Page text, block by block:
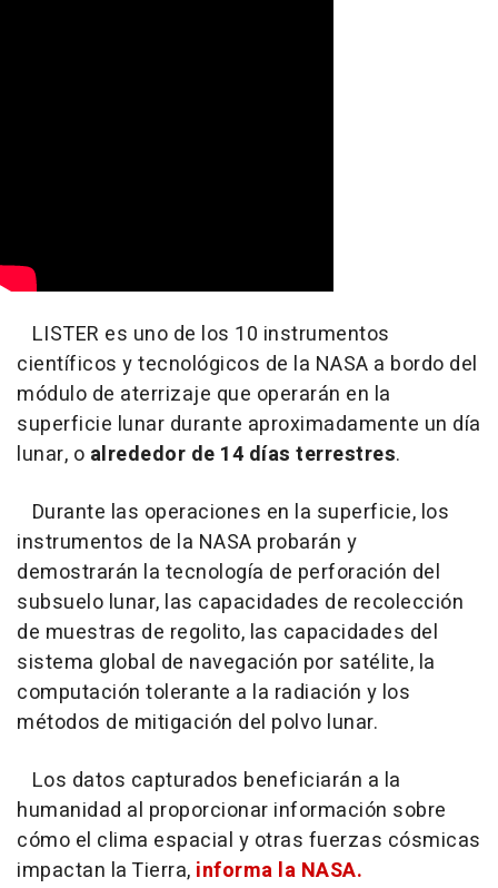
LISTER es uno de los 10 instrumentos
científicos y tecnológicos de la NASA a bordo del
módulo de aterrizaje que operarán en la
superficie lunar durante aproximadamente un día
lunar, o alrededor de 14 días terrestres.
Durante las operaciones en la superficie, los
instrumentos de la NASA probarán y
demostrarán la tecnología de perforación del
subsuelo lunar, las capacidades de recolección
de muestras de regolito, las capacidades del
sistema global de navegación por satélite, la
computación tolerante a la radiación y los
métodos de mitigación del polvo lunar.
Los datos capturados beneficiarán a la
humanidad al proporcionar información sobre
cómo el clima espacial y otras fuerzas cósmicas
impactan la Tierra, informa la NASA.